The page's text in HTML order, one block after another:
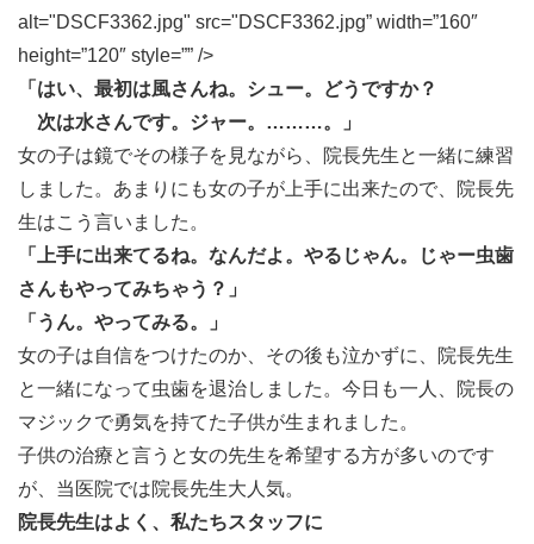
alt="DSCF3362.jpg" src="DSCF3362.jpg” width=”160″
height=”120″ style=”” />
「はい、最初は風さんね。シュー。どうですか？
次は水さんです。ジャー。………。」
女の子は鏡でその様子を見ながら、院長先生と一緒に練習
しました。あまりにも女の子が上手に出来たので、院長先
生はこう言いました。
「上手に出来てるね。なんだよ。やるじゃん。じゃー虫歯
さんもやってみちゃう？」
「うん。やってみる。」
女の子は自信をつけたのか、その後も泣かずに、院長先生
と一緒になって虫歯を退治しました。今日も一人、院長の
マジックで勇気を持てた子供が生まれました。
子供の治療と言うと女の先生を希望する方が多いのです
が、当医院では院長先生大人気。
院長先生はよく、私たちスタッフに